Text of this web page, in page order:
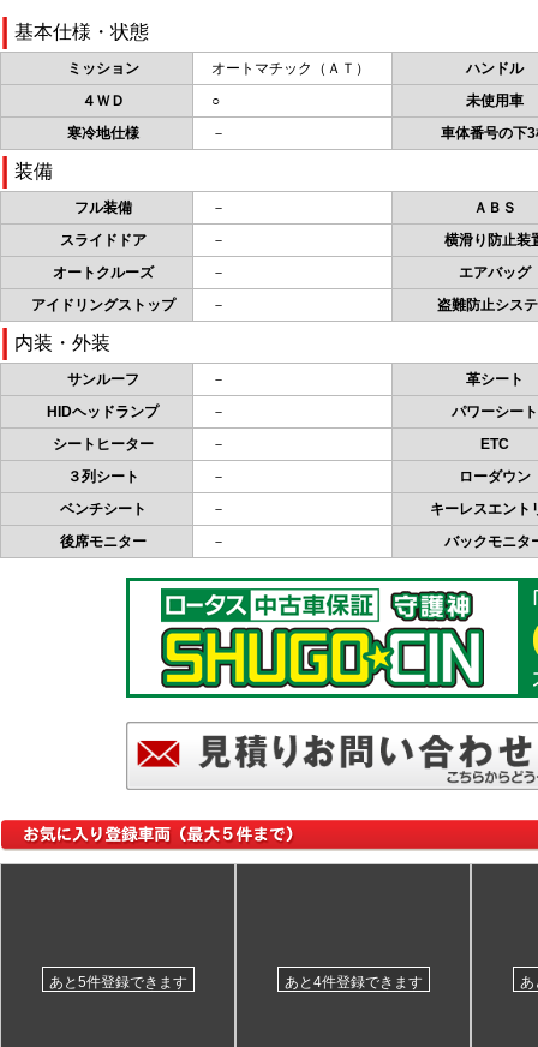
基本仕様・状態
ミッション オートマチック（ＡＴ）
ハンドル
４ＷＤ
○
未使用車
寒冷地仕様
－ 車体番号の下3
装備
フル装備 －
ＡＢＳ
スライドドア
－
横滑り防止装
オートクルーズ
－
エアバッグ
アイドリングストップ
－ 盗難防止シス
内装・外装
サンルーフ －
革シート
HIDヘッドランプ
－
パワーシート
シートヒーター
－
ETC
３列シート
－
ローダウン
ベンチシート
－
キーレスエント
後席モニター
－ バックモニタ
あと5件登録できます あと4件登録できます あ